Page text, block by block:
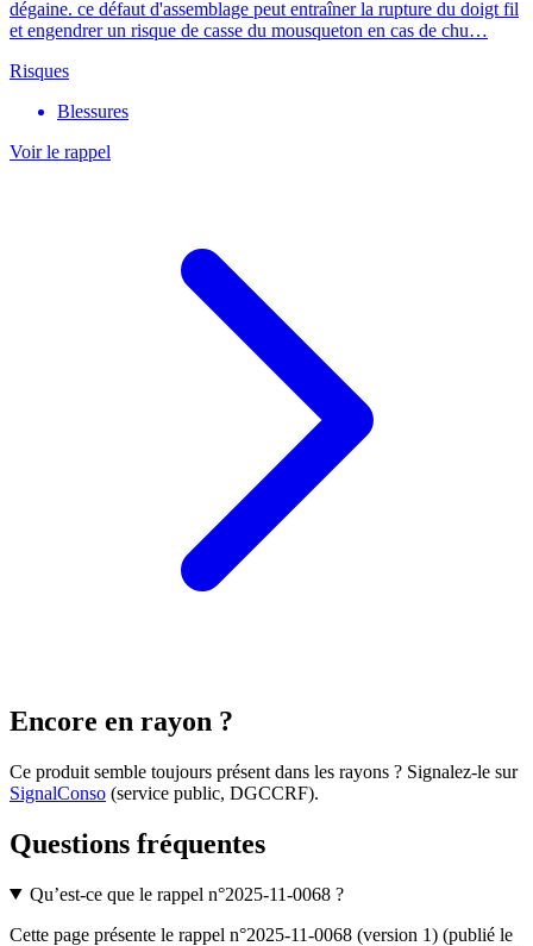
dégaine. ce défaut d'assemblage peut entraîner la rupture du doigt fil
et engendrer un risque de casse du mousqueton en cas de chu…
Risques
Blessures
Voir le rappel
Encore en rayon ?
Ce produit semble toujours présent dans les rayons ? Signalez-le sur
SignalConso (service public, DGCCRF).
Questions fréquentes
Qu’est-ce que le rappel n°2025-11-0068 ?
Cette page présente le rappel n°2025-11-0068 (version 1) (publié le